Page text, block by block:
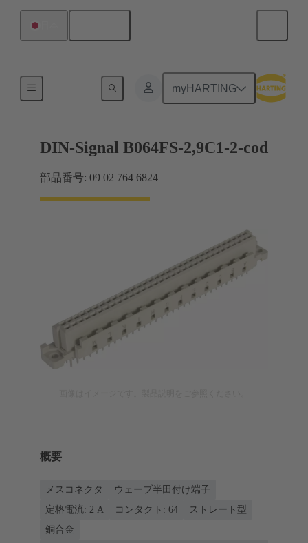
myHARTING
マザーボード ツー ドーターカード接続
DIN-Signal B064FS-2,9C1-2-cod
部品番号: 09 02 764 6824
概要
メスコネクタ
ウェーブ半田付け端子
定格電流: ‌2 A
コンタクト: 64
ストレート型
銅合金